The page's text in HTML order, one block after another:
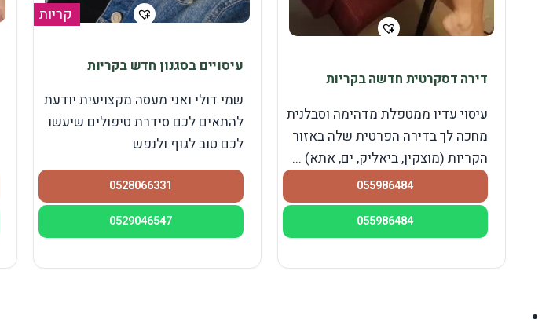
דירה דסקרטית חדשה בקריות
עיסוי עדיו ממטפלת מדהימה וסבלנית
מחכה לך בדירה הפרטית שלה באזור
הקריות (מוצקין, ביאליק, ים, אתא) ...
055986484
055986484
קריות
עיסויים בסגנון חדש בקריות
שמי דולי ואני מעסה מקצויעית יודעת
להתאים לכם סידרת טיפולים שיעשו
לכם טוב לגוף ולנפש
0528066331
0529046547